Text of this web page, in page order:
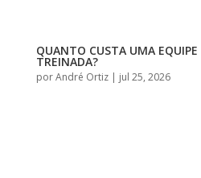
QUANTO CUSTA UMA
TREINADA?
porAndré Ortiz| jul 25, 2026